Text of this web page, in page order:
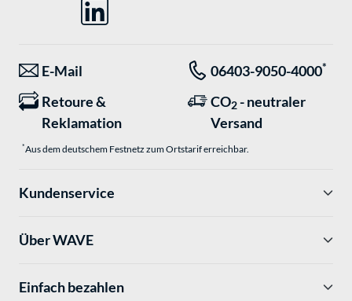
E-Mail 06403-9050-4000*
Retoure &
Reklamation
CO2 - neutraler
Versand
*Aus dem deutschem Festnetz zum Ortstarif erreichbar.
Kundenservice
Über WAVE
Einfach bezahlen